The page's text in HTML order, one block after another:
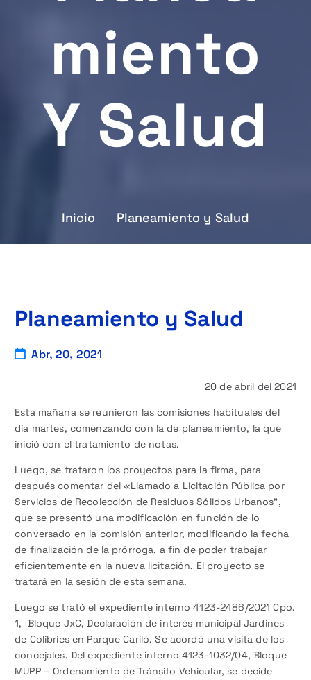
Miento
Y Salud
Inicio Planeamiento y Salud
Planeamiento y Salud
Abr, 20, 2021
20 de abril del 2021
Esta mañana se reunieron las comisiones habituales del
día martes, comenzando con la de planeamiento, la que
inició con el tratamiento de notas.
Luego, se trataron los proyectos para la firma, para
después comentar del «Llamado a Licitación Pública por
Servicios de Recolección de Residuos Sólidos Urbanos”,
que se presentó una modificación en función de lo
conversado en la comisión anterior, modificando la fecha
de finalización de la prórroga, a fin de poder trabajar
eficientemente en la nueva licitación. El proyecto se
tratará en la sesión de esta semana.
Luego se trató el expediente interno 4123-2486/2021 Cpo.
1, Bloque JxC, Declaración de interés municipal Jardines
de Colibríes en Parque Cariló. Se acordó una visita de los
concejales. Del expediente interno 4123-1032/04, Bloque
MUPP – Ordenamiento de Tránsito Vehicular, se decide